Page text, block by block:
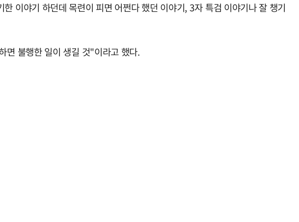
이야기 하던데 목련이 피면 어쩐다 했던 이야기, 3자 특검 이야기나 잘 챙기
면 불행한 일이 생길 것"이라고 했다.